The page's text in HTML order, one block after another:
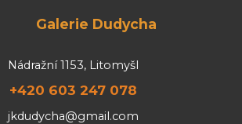
Dudycha
Nádražní 1153, Litomyšl
+420 603 247 078
jkdudycha@gmail.com